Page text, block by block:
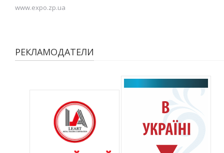
www.expo.zp.ua
РЕКЛАМОДАТЕЛИ